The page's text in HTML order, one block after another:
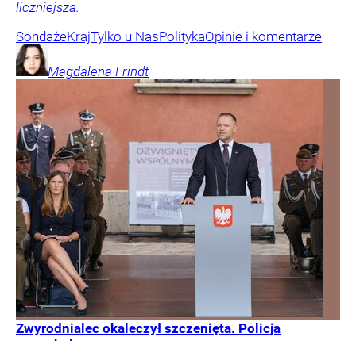
liczniejsza.
SondażeKrajTylko u NasPolitykaOpinie i komentarze
Magdalena Frindt
Zwyrodnialec okaleczył szczenięta. Policja